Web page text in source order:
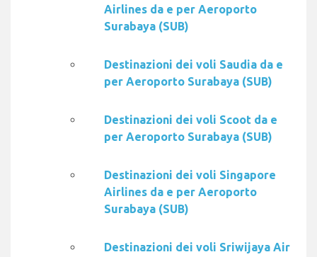
Airlines da e per Aeroporto
Surabaya (SUB)
Destinazioni dei voli Saudia da e
per Aeroporto Surabaya (SUB)
Destinazioni dei voli Scoot da e
per Aeroporto Surabaya (SUB)
Destinazioni dei voli Singapore
Airlines da e per Aeroporto
Surabaya (SUB)
Destinazioni dei voli Sriwijaya Air